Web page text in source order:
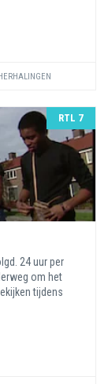
RTL 7
24 uur per
om het
tijdens